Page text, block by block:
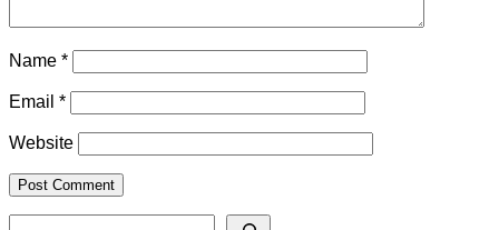
Name *
Email *
Website